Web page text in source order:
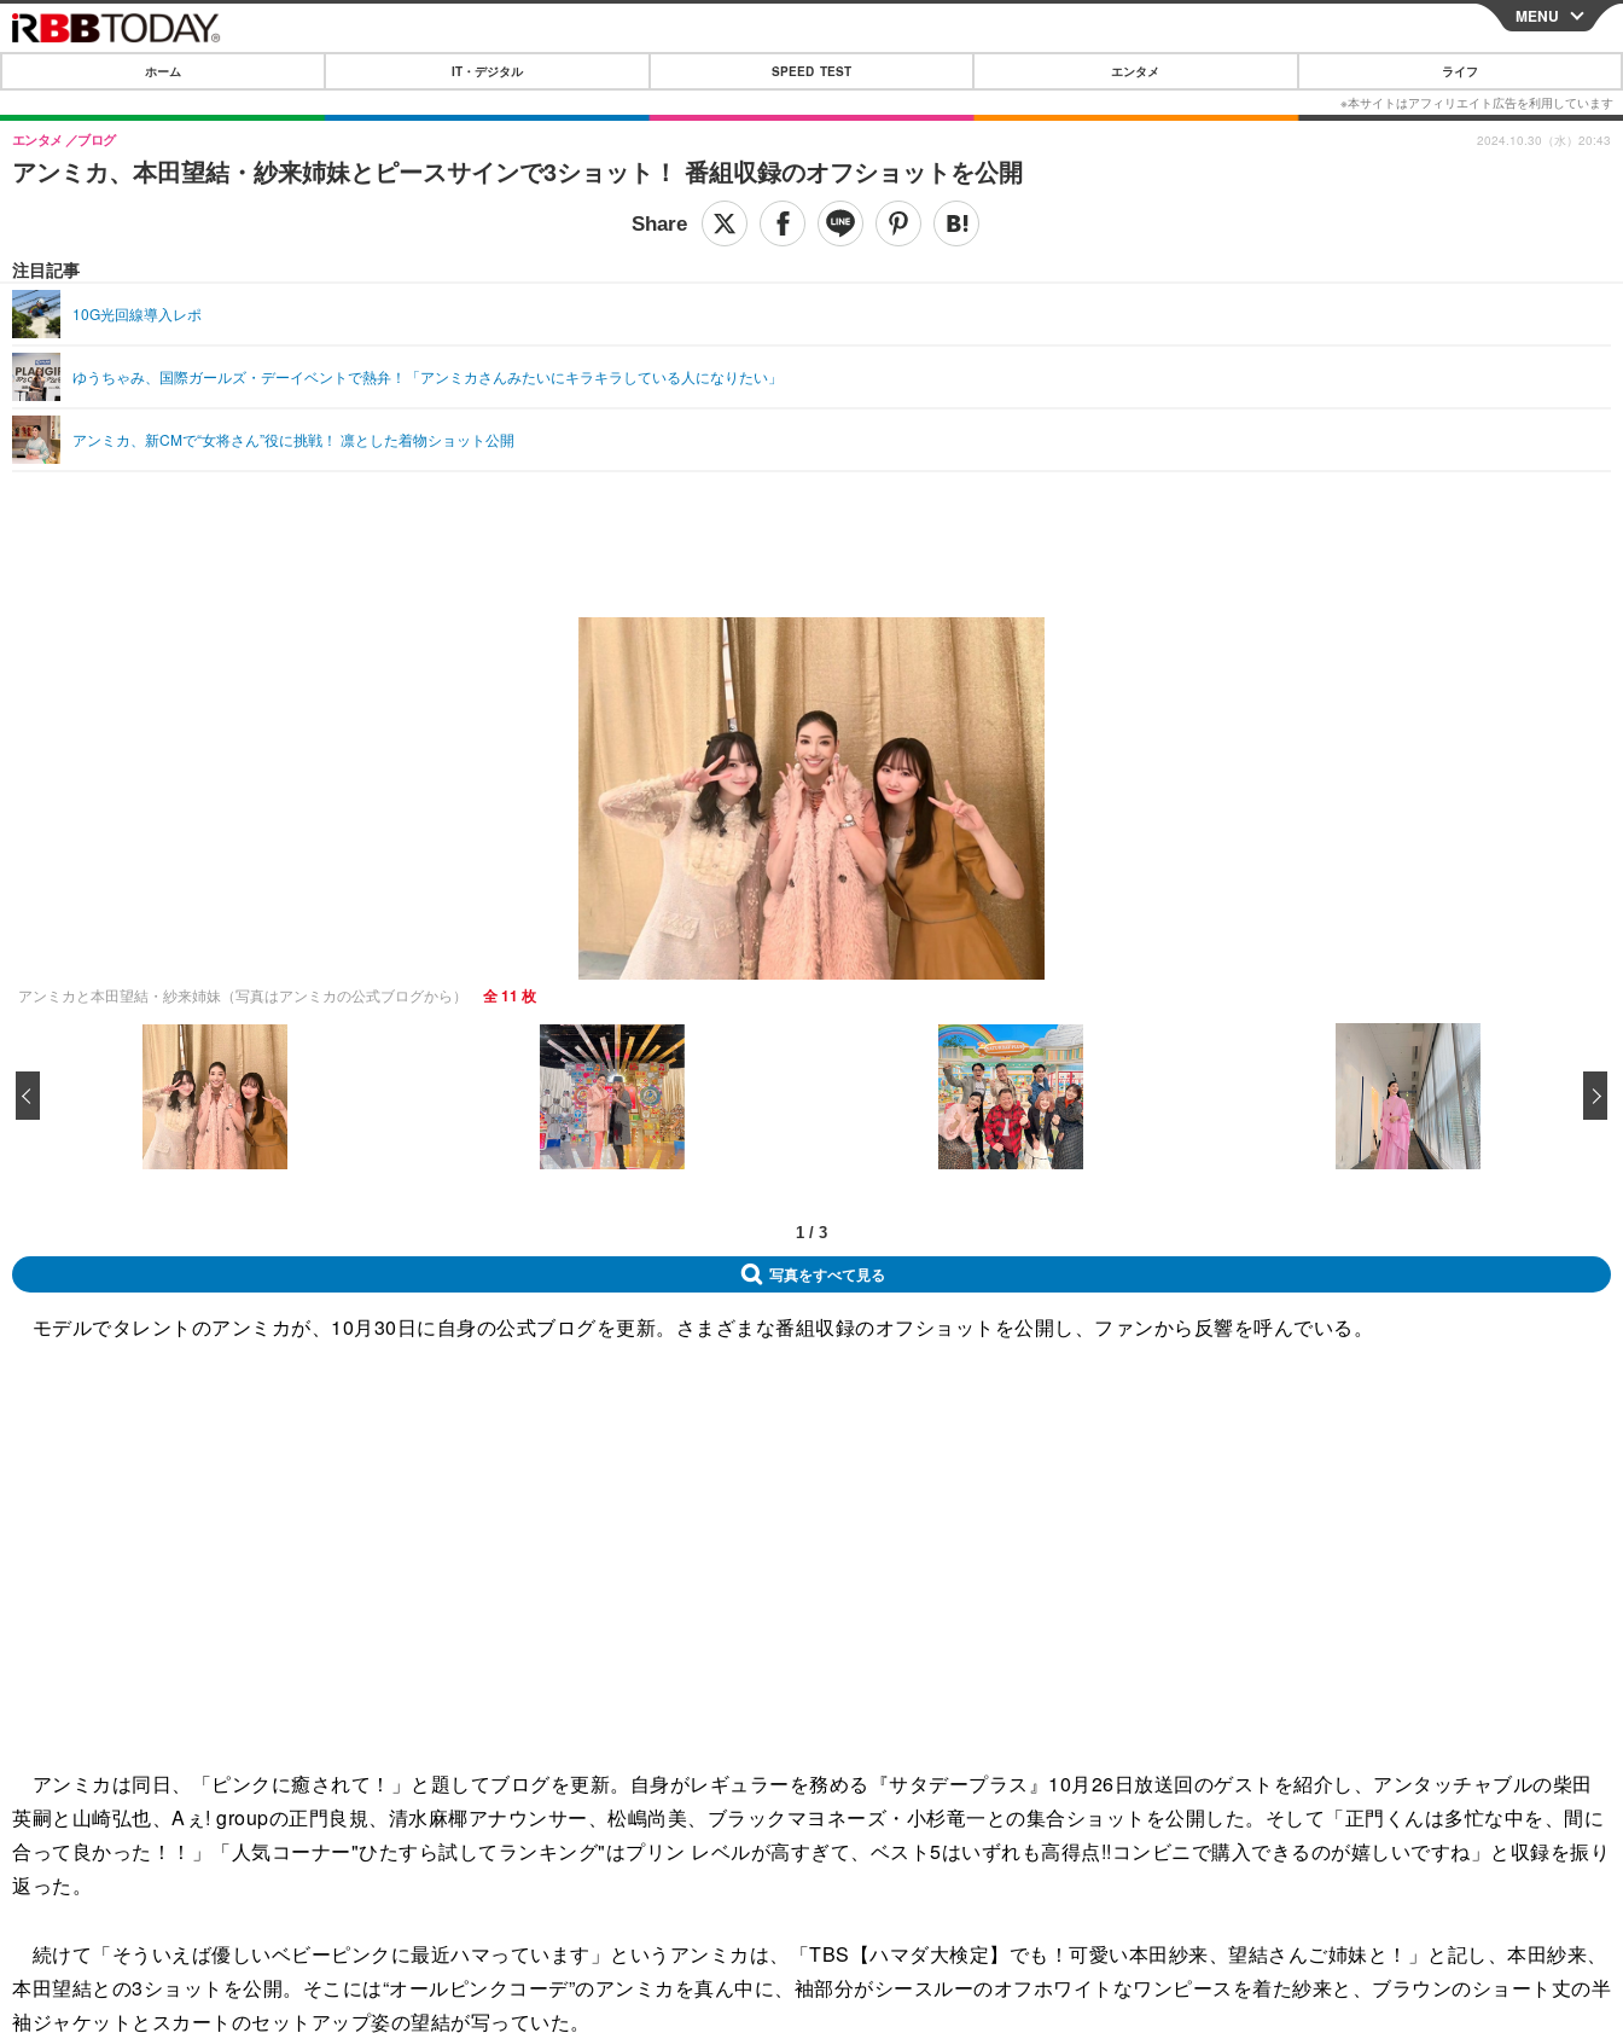
CLOSE
IT・デジタル
IT・デジタルTOP
SPEED TEST
音楽
ライフ
ペット
その他
リリース一覧
プッシュ通知の停止方法
MENU
ホーム IT・デジタル SPEED TEST エンタメ ライフ
アンミカ、本田望結・紗来姉妹とピースサインで3ショット！ 番組収録のオフショットを公開
エンタメ ブログ
注目記事
10G光回線導入レポ
ゆうちゃみ、国際ガールズ・デーイベントで熱弁！「アンミカさんみたいにキラキラしている人になりたい」
アンミカ、新CMで“女将さん”役に挑戦！ 凛とした着物ショット公開
2024.10.30（水）20:43
アンミカと本田望結・紗来姉妹（写真はアンミカの公式ブログから） 全 11 枚
1 / 3
写真をすべて見る
モデルでタレントのアンミカが、10月30日に自身の公式ブログを更新。さまざまな番組収録のオフショットを公開し、ファンから反響を呼んでいる。
アンミカは同日、「ピンクに癒されて！」と題してブログを更新。自身がレギュラーを務める『サタデープラス』10月26日放送回のゲストを紹介し、アンタッチャブルの柴田
英嗣と山崎弘也、Aぇ! groupの正門良規、清水麻椰アナウンサー、松嶋尚美、ブラックマヨネーズ・小杉竜一との集合ショットを公開した。そして「正門くんは多忙な中を、間に
合って良かった！！」「人気コーナー"ひたすら試してランキング"はプリン レベルが高すぎて、ベスト5はいずれも高得点!!コンビニで購入できるのが嬉しいですね」と収録を振り
返った。
続けて「そういえば優しいベビーピンクに最近ハマっています」というアンミカは、「TBS【ハマダ大検定】でも！可愛い本田紗来、望結さんご姉妹と！」と記し、本田紗来、
本田望結との3ショットを公開。そこには“オールピンクコーデ”のアンミカを真ん中に、袖部分がシースルーのオフホワイトなワンピースを着た紗来と、ブラウンのショート丈の半
袖ジャケットとスカートのセットアップ姿の望結が写っていた。